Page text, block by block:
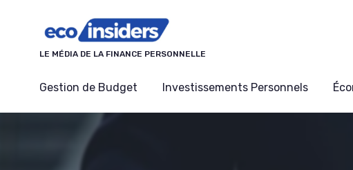
LE MÉDIA DE LA FINANCE PERSONNELLE
Gestion de Budget Investissements Personnels